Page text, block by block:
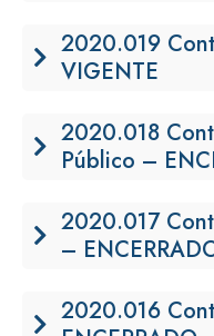
2020.019
VIGENTE
2020.018
Público –
2020.017
–
2020.016